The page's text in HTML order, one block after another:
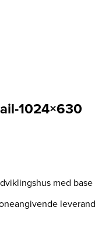
1024×630
med base